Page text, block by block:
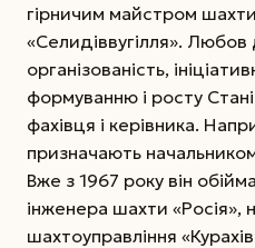
гірничим майстром
«Селидіввугілля». Любов
організованість,
формуванню і росту
фахівця і керівника.
призначають
Вже з 1967 року він
інженера шахти
шахтоуправління